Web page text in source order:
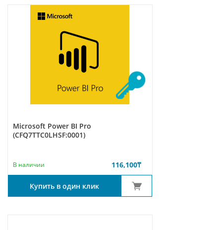
Microsoft Power BI Pro
(CFQ7TTC0LHSF:0001)
В наличии 116,100₸
Купить в один клик